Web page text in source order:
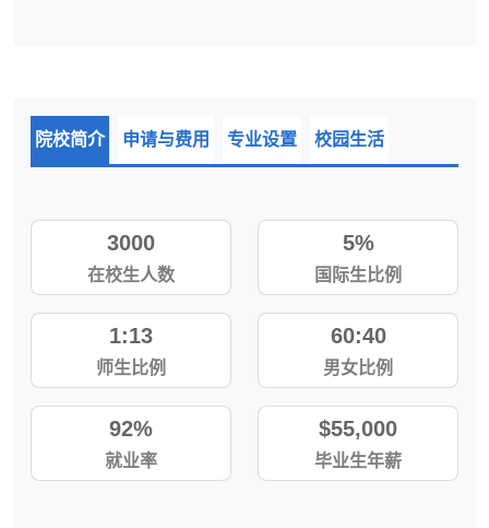
院校简介 申请与费用 专业设置 校园生活
3000
在校生人数
5%
国际生比例
1:13
师生比例
60:40
男女比例
92%
就业率
$55,000
毕业生年薪